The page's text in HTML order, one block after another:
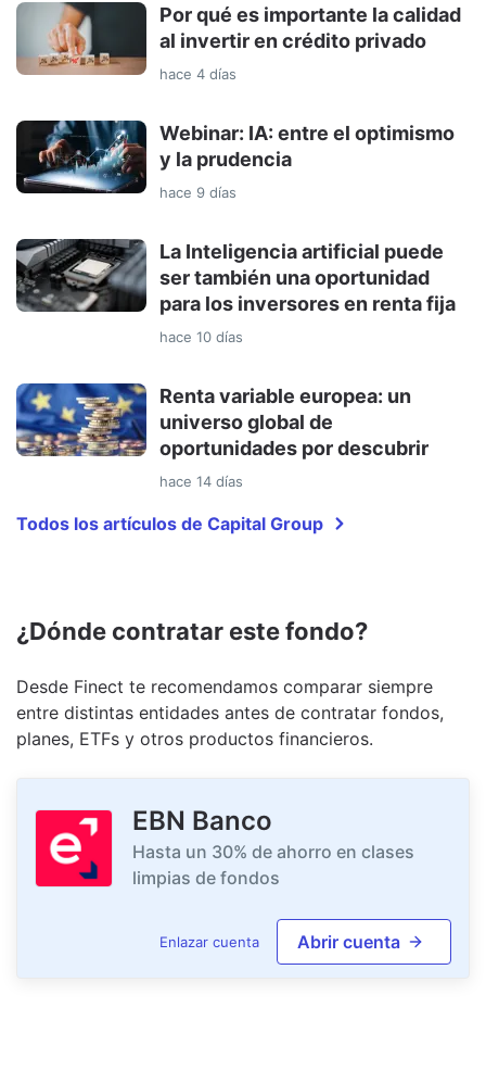
Por qué es importante la calidad
al invertir en crédito privado
hace 4 días
Webinar: IA: entre el optimismo
y la prudencia
hace 9 días
La Inteligencia artificial puede
ser también una oportunidad
para los inversores en renta fija
hace 10 días
Renta variable europea: un
universo global de
oportunidades por descubrir
hace 14 días
Todos los artículos de Capital Group
¿Dónde contratar este fondo?
Desde Finect te recomendamos comparar siempre
entre distintas entidades antes de contratar fondos,
planes, ETFs y otros productos financieros.
EBN Banco
Hasta un 30% de ahorro en clases
limpias de fondos
Enlazar cuenta Abrir cuenta